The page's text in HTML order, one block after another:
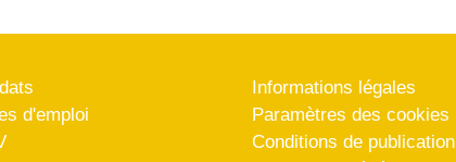
d'emploi
Informations légales
Paramètres des cookies
Conditions de publication